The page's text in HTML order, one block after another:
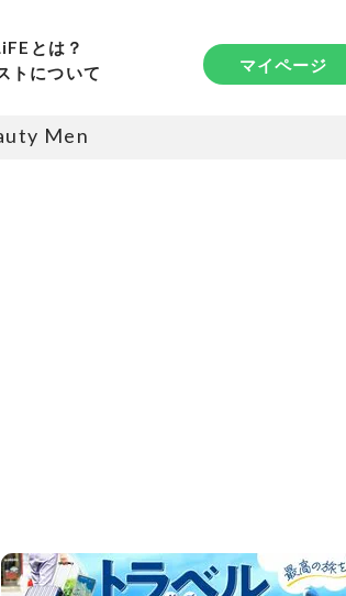
とは？
トについて
マイページ
Men